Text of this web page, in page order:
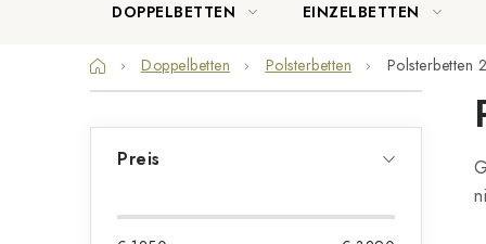
DOPPELBETTEN EINZELBETTEN
StartseiteDoppelbetten Polsterbetten Polsterbetten
S
Preis